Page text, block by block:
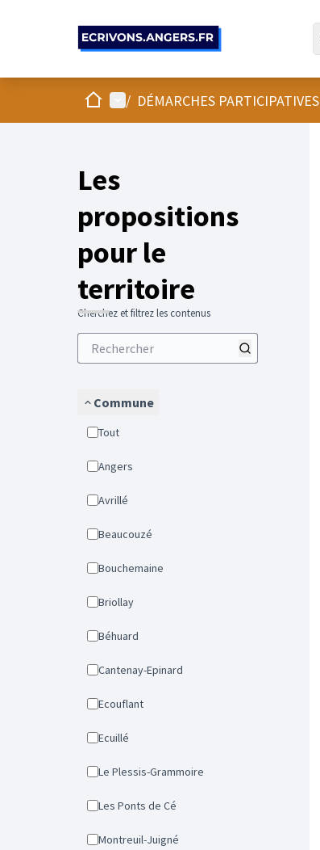
AccueilMenu principal
/ DÉMARCHES PARTICIPATIVES
Les
propositions
pour le
territoire
Cherchez et filtrez les contenus
Commune
Tout
Angers
Avrillé
Beaucouzé
Bouchemaine
Briollay
Béhuard
Cantenay-Epinard
Ecouflant
Ecuillé
Le Plessis-Grammoire
Les Ponts de Cé
Montreuil-Juigné